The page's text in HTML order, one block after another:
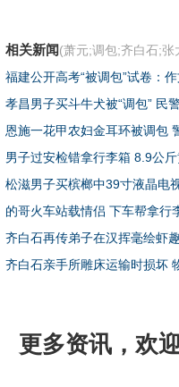
相关新闻(萧元;调包;齐白石;张
福建公开高考“被调包”试卷：
孝昌男子买斗牛犬被“调包” 民
恩施一花甲农妇金耳环被调包
男子过安检错拿行李箱 8.9公
松滋男子买槟榔中39寸液晶电
的哥火车站载情侣 下车帮拿行
齐白石再传弟子在汉挥毫绘虾
齐白石亲手所雕床运输时损坏
更多资讯，欢